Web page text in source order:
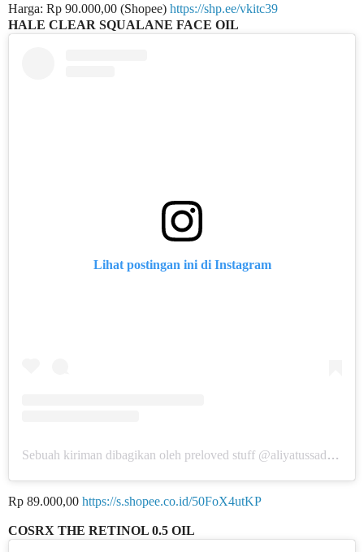
Harga: Rp 90.000,00 (Shopee) https://shp.ee/vkitc39
HALE CLEAR SQUALANE FACE OIL
Lihat postingan ini di Instagram
Sebuah kiriman dibagikan oleh preloved stuff @aliyatussadiyah www.catatanemakaliya.com (@preloved.aliyatussadiyah)
Rp 89.000,00 https://s.shopee.co.id/50FoX4utKP
COSRX THE RETINOL 0.5 OIL